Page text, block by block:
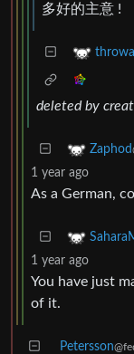
多好的主意 !
deleted by
Zaphod
1 year ago
As a German,
1 year ago
You have just
of it.
Petersson